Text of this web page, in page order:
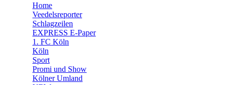
🛒 Shoppingwelt
Home
Veedelsreporter
Schlagzeilen
EXPRESS E-Paper
1. FC Köln
Köln
Sport
Promi und Show
Kölner Umland